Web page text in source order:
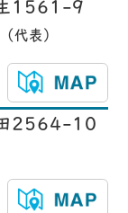
1561-9
（代表）
2564-10